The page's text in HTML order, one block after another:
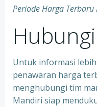
Periode Harga Terbaru
Untuk informasi
penawaran harga
menghubungi tim
Mandiri siap